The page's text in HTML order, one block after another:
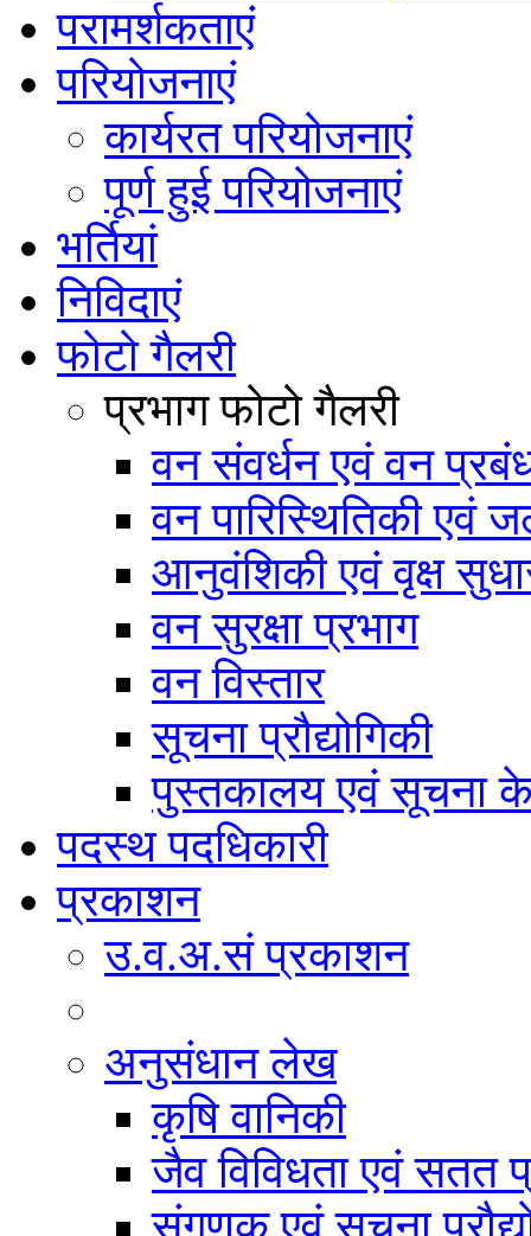
परामर्शकताएं
परियोजनाएं
कार्यरत परियोजनाएं
पूर्ण हुई परियोजनाएं
भर्तियां
निविदाएं
फोटो गैलरी
प्रभाग फोटो गैलरी
वन संवर्धन एवं वन
वन पारिस्थितिकी एवं
आनुवंशिकी एवं वृक्ष
वन सुरक्षा प्रभाग
वन विस्तार
सूचना प्रौद्योगिकी
पुस्तकालय एवं सूचना
पदस्थ पदधिकारी
प्रकाशन
उ.व.अ.सं प्रकाशन
अनुसंधान लेख
कृषि वानिकी
जैव विविधता एवं सतत